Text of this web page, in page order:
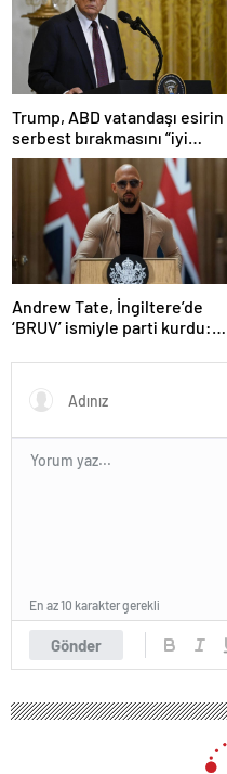
Trump, ABD vatandaşı esirin
serbest bırakmasını “iyi
niyetle atılmış bir adım”
olarak değerlendirdi
Andrew Tate, İngiltere’de
‘BRUV’ ismiyle parti kurdu:
propagandasını
yasaklayacağız’
Gönder
En az 10 karakter gerekli